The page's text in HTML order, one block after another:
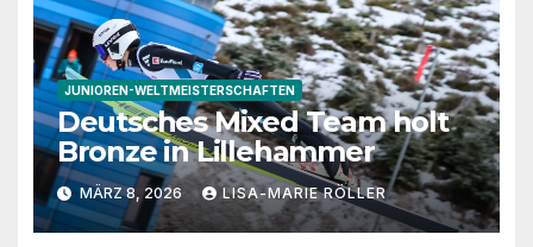
JUNIOREN-WELTMEISTERSCHAFTEN
Deutsches Mixed Team holt
Bronze in Lillehammer
MÄRZ 8, 2026 LISA-MARIE RÖLLER